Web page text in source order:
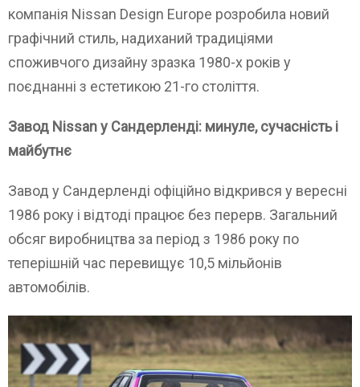
компанія Nissan Design Europe розробила новий
графічний стиль, надиханий традиціями
споживчого дизайну зразка 1980-х років у
поєднанні з естетикою 21-го століття.
Завод Nissan у Сандерленді: минуле, сучасність і
майбутнє
Завод у Сандерленді офіційно відкрився у вересні
1986 року і відтоді працює без перерв. Загальний
обсяг виробництва за період з 1986 року по
теперішній час перевищує 10,5 мільйонів
автомобілів.